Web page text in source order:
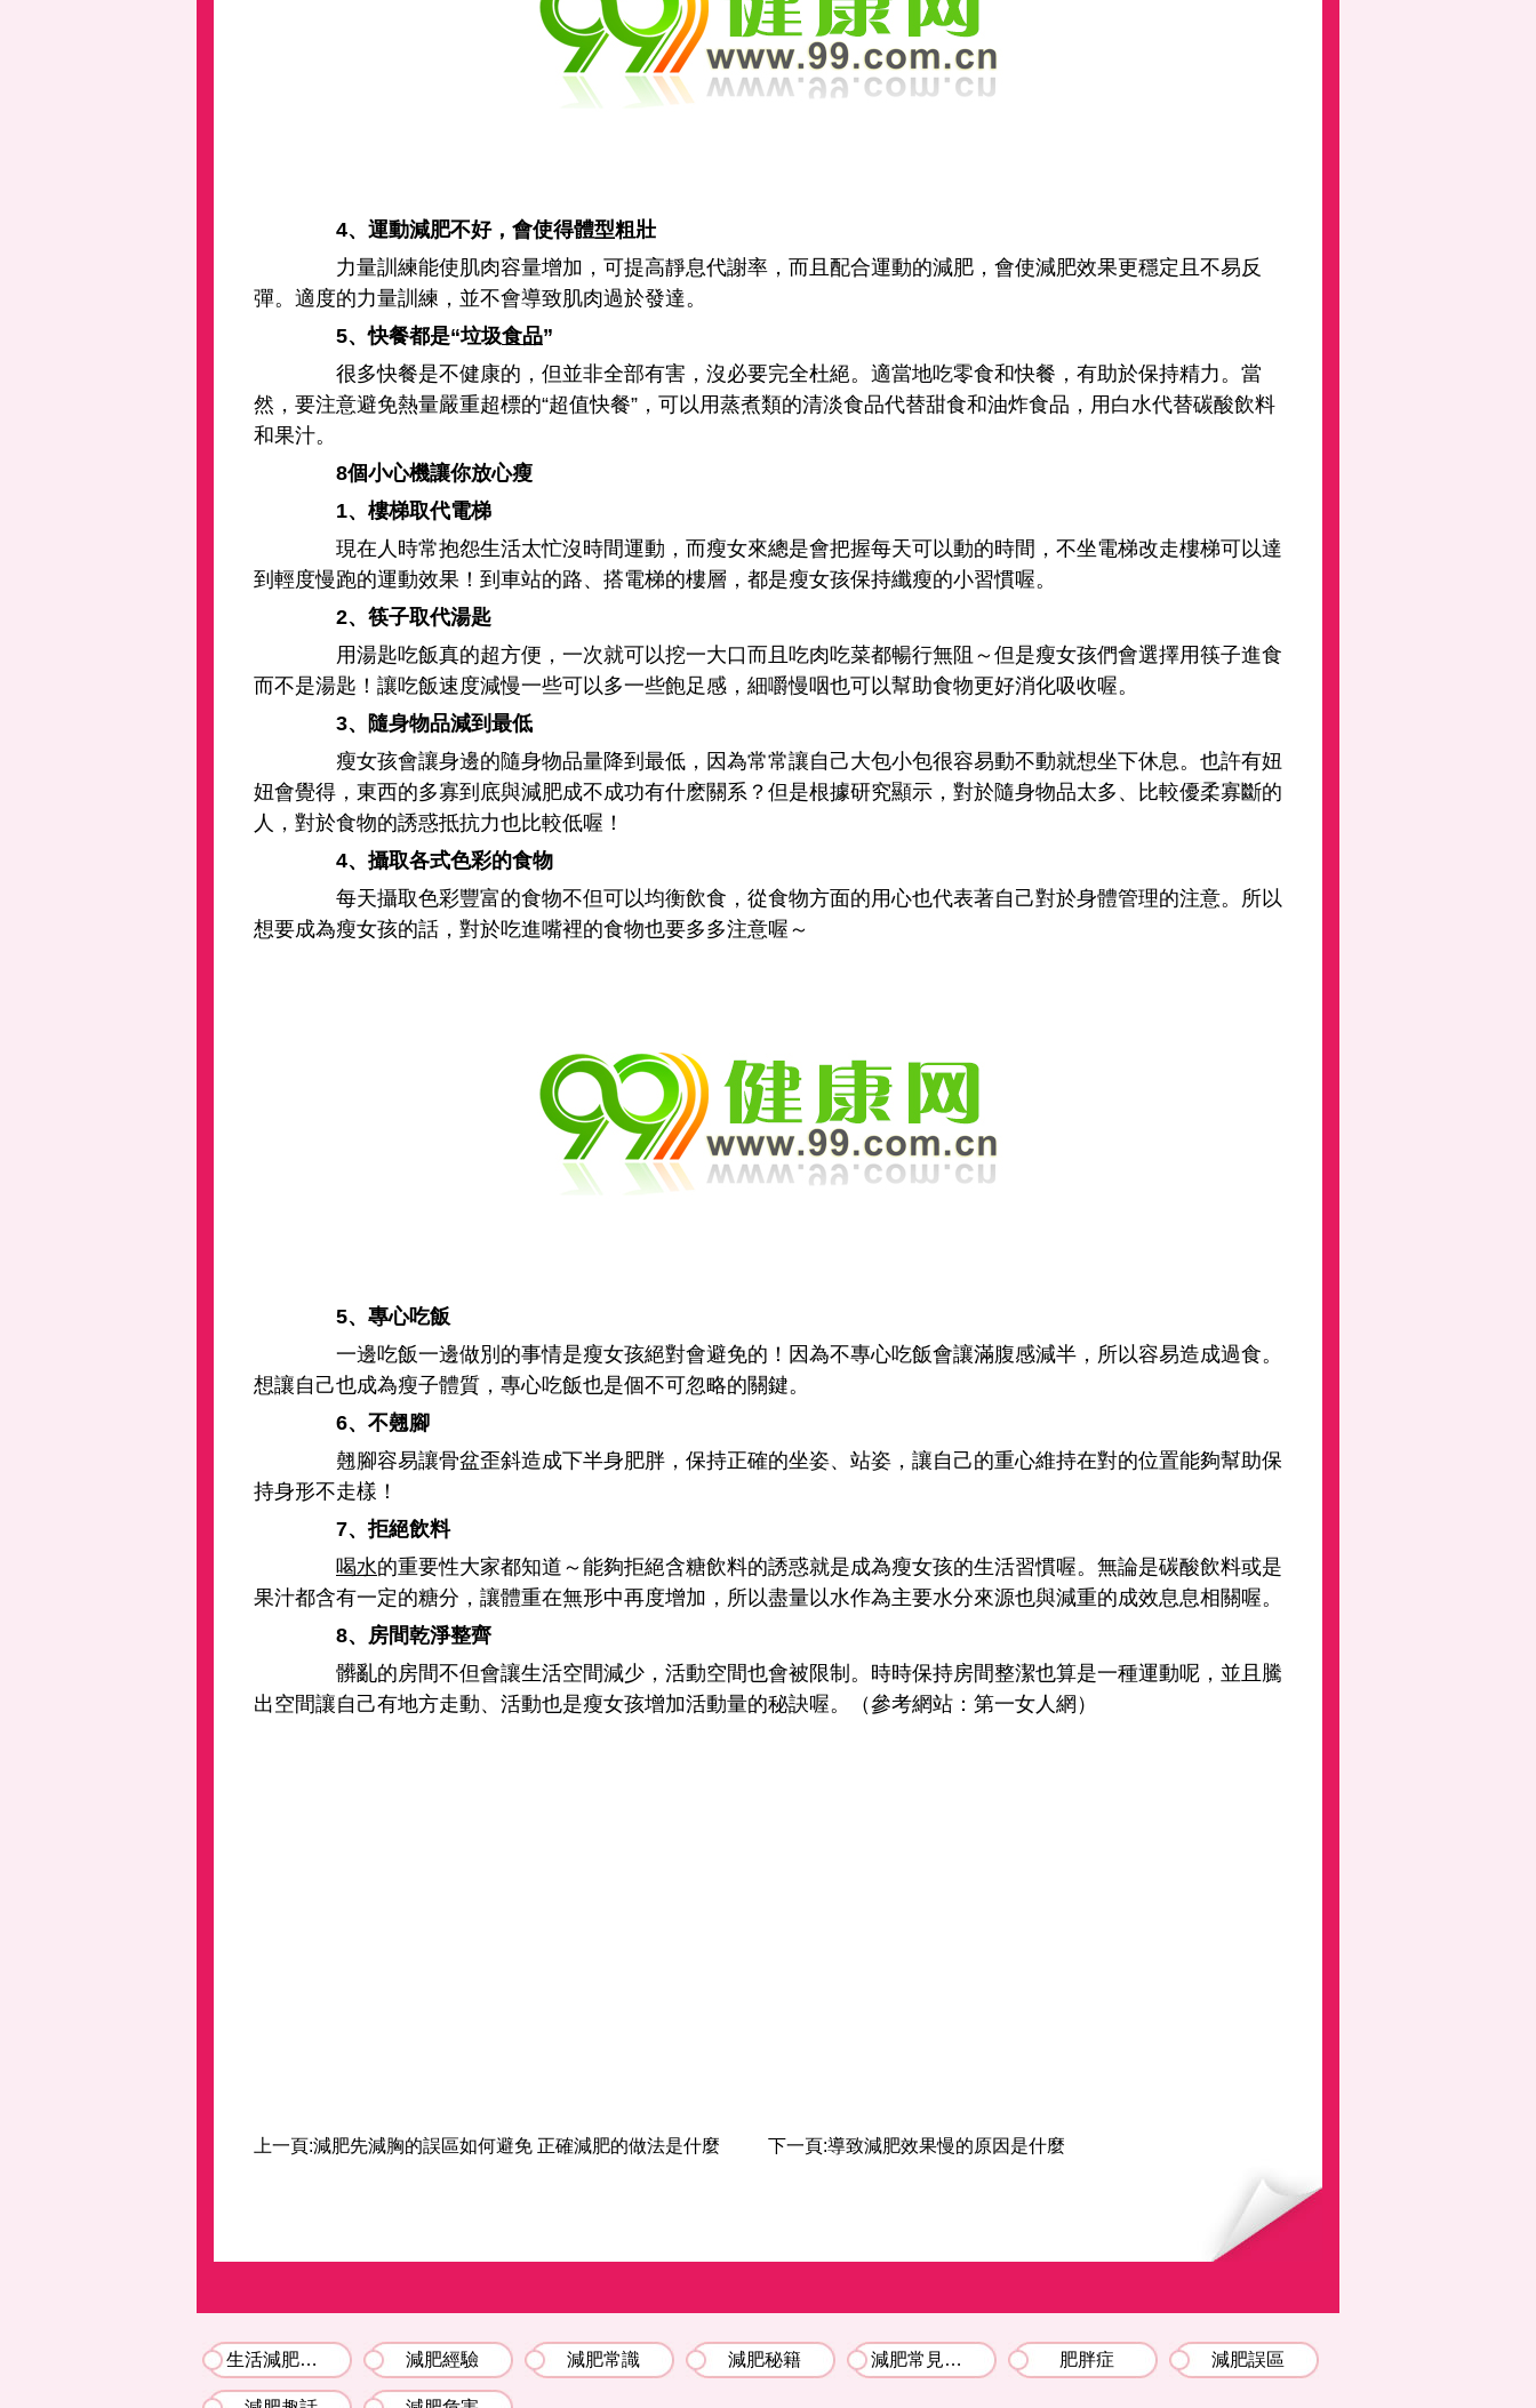
4、運動減肥不好，會使得體型粗壯
力量訓練能使肌肉容量增加，可提高靜息代謝率，而且配合運動的減肥，會使減肥效果更穩定且不易反
彈。適度的力量訓練，並不會導致肌肉過於發達。
5、快餐都是“垃圾食品”
很多快餐是不健康的，但並非全部有害，沒必要完全杜絕。適當地吃零食和快餐，有助於保持精力。當
然，要注意避免熱量嚴重超標的“超值快餐”，可以用蒸煮類的清淡食品代替甜食和油炸食品，用白水代替碳酸飲料
和果汁。
8個小心機讓你放心瘦
1、樓梯取代電梯
現在人時常抱怨生活太忙沒時間運動，而瘦女來總是會把握每天可以動的時間，不坐電梯改走樓梯可以達
到輕度慢跑的運動效果！到車站的路、搭電梯的樓層，都是瘦女孩保持纖瘦的小習慣喔。
2、筷子取代湯匙
用湯匙吃飯真的超方便，一次就可以挖一大口而且吃肉吃菜都暢行無阻～但是瘦女孩們會選擇用筷子進食
而不是湯匙！讓吃飯速度減慢一些可以多一些飽足感，細嚼慢咽也可以幫助食物更好消化吸收喔。
3、隨身物品減到最低
瘦女孩會讓身邊的隨身物品量降到最低，因為常常讓自己大包小包很容易動不動就想坐下休息。也許有妞
妞會覺得，東西的多寡到底與減肥成不成功有什麽關系？但是根據研究顯示，對於隨身物品太多、比較優柔寡斷的
人，對於食物的誘惑抵抗力也比較低喔！
4、攝取各式色彩的食物
每天攝取色彩豐富的食物不但可以均衡飲食，從食物方面的用心也代表著自己對於身體管理的注意。所以
想要成為瘦女孩的話，對於吃進嘴裡的食物也要多多注意喔～
5、專心吃飯
一邊吃飯一邊做別的事情是瘦女孩絕對會避免的！因為不專心吃飯會讓滿腹感減半，所以容易造成過食。
想讓自己也成為瘦子體質，專心吃飯也是個不可忽略的關鍵。
6、不翹腳
翹腳容易讓骨盆歪斜造成下半身肥胖，保持正確的坐姿、站姿，讓自己的重心維持在對的位置能夠幫助保
持身形不走樣！
7、拒絕飲料
喝水的重要性大家都知道～能夠拒絕含糖飲料的誘惑就是成為瘦女孩的生活習慣喔。無論是碳酸飲料或是
果汁都含有一定的糖分，讓體重在無形中再度增加，所以盡量以水作為主要水分來源也與減重的成效息息相關喔。
8、房間乾淨整齊
髒亂的房間不但會讓生活空間減少，活動空間也會被限制。時時保持房間整潔也算是一種運動呢，並且騰
出空間讓自己有地方走動、活動也是瘦女孩增加活動量的秘訣喔。（參考網站：第一女人網）
上一頁:減肥先減胸的誤區如何避免 正確減肥的做法是什麼 下一頁:導致減肥效果慢的原因是什麼
生活減肥竅門 減肥經驗 減肥常識 減肥秘籍 減肥常見問題解答 肥胖症 減肥誤區